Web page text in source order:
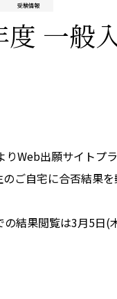
受験情報
度 一般
りWeb出願サイトプ
のご自宅に合否結果
の結果閲覧は3月5日(